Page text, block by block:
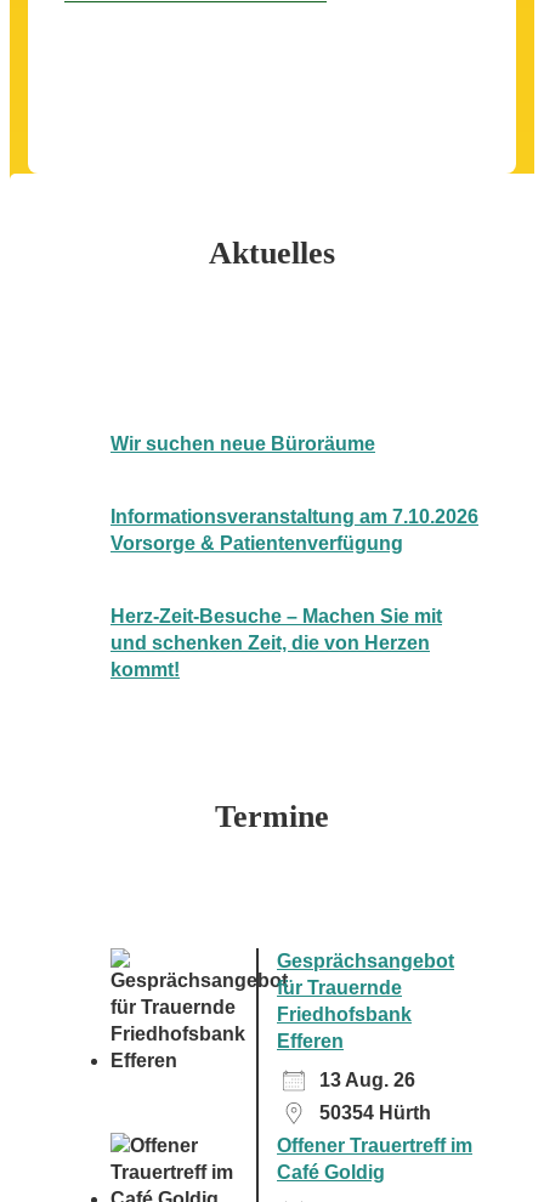
Aktuelles
Wir suchen neue Büroräume
Informationsveranstaltung am 7.10.2026
Vorsorge & Patientenverfügung
Herz-Zeit-Besuche – Machen Sie mit
und schenken Zeit, die von Herzen
kommt!
Termine
Gesprächsangebot
für Trauernde
Friedhofsbank
Efferen
13 Aug. 26
50354 Hürth
Offener Trauertreff im
Café Goldig